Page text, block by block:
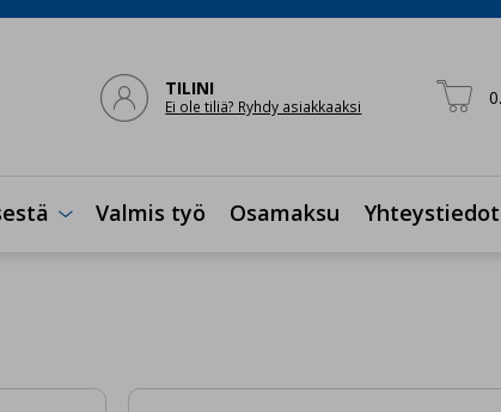
 TILINI
Ei ole tiliä? Ryhdy asiakkaaksi 
 Valmis työ Osamaksu Yhteystiedot